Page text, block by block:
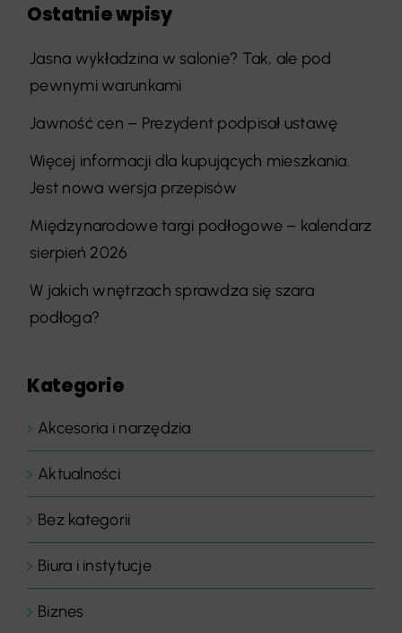
Ostatnie wpisy
Jasna wykładzina w salonie? Tak, ale pod
pewnymi warunkami
Jawność cen – Prezydent podpisał ustawę
Więcej informacji dla kupujących mieszkania.
Jest nowa wersja przepisów
Międzynarodowe targi podłogowe – kalendarz
sierpień 2026
W jakich wnętrzach sprawdza się szara
podłoga?
Kategorie
Akcesoria i narzędzia
Aktualności
Bez kategorii
Biura i instytucje
Biznes